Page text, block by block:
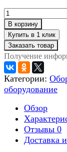
В корзину
Заказать товар
Получение
Категории:
оборудование
Обзор
Отзывы 0
Доставка